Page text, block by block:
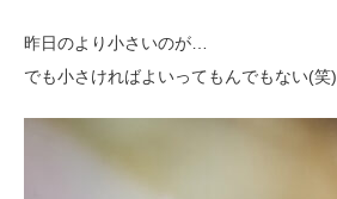
昨日のより小さいのが…
でも小さければよいってもんでもない(笑)